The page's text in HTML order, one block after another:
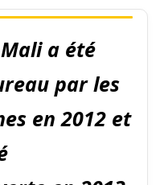
a été
par les
en 2012 et